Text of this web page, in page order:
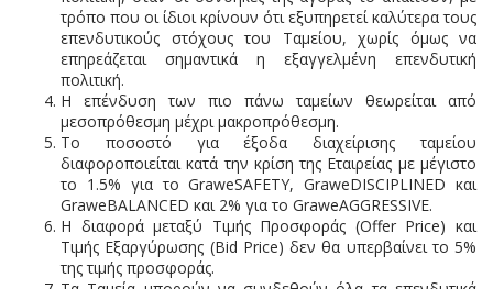
τρόπο που οι ίδιοι κρίνουν ότι εξυπηρετεί καλύτερα τους
επενδυτικούς στόχους του Ταμείου, χωρίς όμως να
επηρεάζεται σημαντικά η εξαγγελμένη επενδυτική
πολιτική.
Η επένδυση των πιο πάνω ταμείων θεωρείται από
μεσοπρόθεσμη μέχρι μακροπρόθεσμη.
Το ποσοστό για έξοδα διαχείρισης ταμείου
διαφοροποιείται κατά την κρίση της Εταιρείας με μέγιστο
το 1.5% για το GraweSAFETY, GraweDISCIPLINED και
GraweBALANCED και 2% για το GraweAGGRESSIVE.
Η διαφορά μεταξύ Τιμής Προσφοράς (Offer Price) και
Τιμής Εξαργύρωσης (Bid Price) δεν θα υπερβαίνει το 5%
της τιμής προσφοράς.